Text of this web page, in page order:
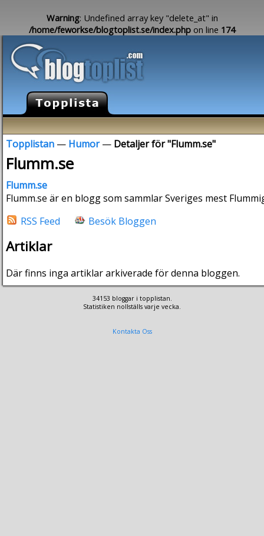
Warning: Undefined array key "delete_at" in
/home/feworkse/blogtoplist.se/index.php on line 174
Topplistan — Humor— Detaljer för "Flumm.se"
Flumm.se
Flumm.se
Flumm.se är en blogg som sammlar Sveriges mest
RSS Feed
Besök Bloggen
Artiklar
Där finns inga artiklar arkiverade för denna bloggen.
34153 bloggar i topplistan.
Statistiken nollställs varje vecka.
Kontakta Oss